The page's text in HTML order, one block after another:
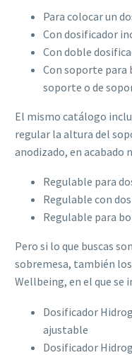
Para colocar un
Con dosificador
Con doble
Con soporte para
soporte o de
El mismo catálogo
regular la altura del
anodizado, en acabado
Regulable para
Regulable con
Regulable para
Pero si lo que buscas
sobremesa, también
Wellbeing, en el que se
Dosificador
ajustable
Dosificador